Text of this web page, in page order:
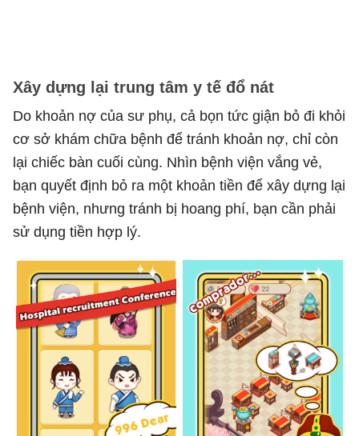
Xây dựng lại trung tâm y tế đổ nát
Do khoản nợ của sư phụ, cả bọn tức giận bỏ đi khỏi
cơ sở khám chữa bệnh để tránh khoản nợ, chỉ còn
lại chiếc bàn cuối cùng. Nhìn bệnh viện vắng vẻ,
bạn quyết định bỏ ra một khoản tiền để xây dựng lại
bệnh viện, nhưng tránh bị hoang phí, bạn cần phải
sử dụng tiền hợp lý.